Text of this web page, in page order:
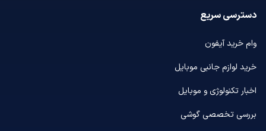
دسترسی سریع
وام خرید آیفون
خرید لوازم جانبی موبایل
اخبار تکنولوژی و موبایل
بررسی تخصصی گوشی